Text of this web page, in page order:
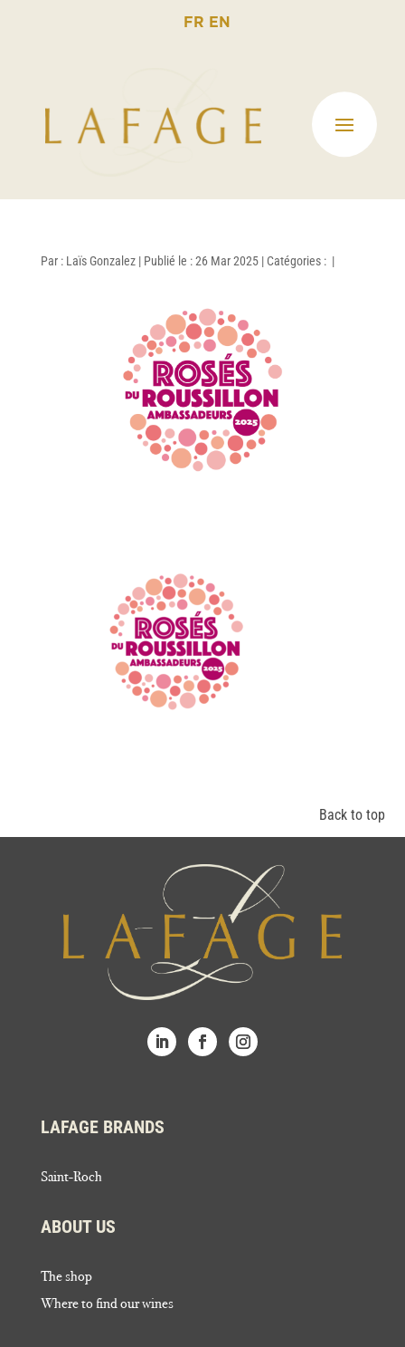
FR EN
Par : Laïs Gonzalez | Publié le : 26 Mar 2025 | Catégories : |
Back to top
LAFAGE BRANDS
Saint-Roch
ABOUT US
The shop
Where to find our wines